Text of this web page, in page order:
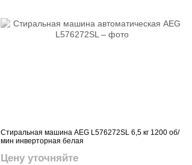
Стиральная машина AEG L576272SL 6,5 кг 1200 об/
мин инверторная белая
Цену уточняйте